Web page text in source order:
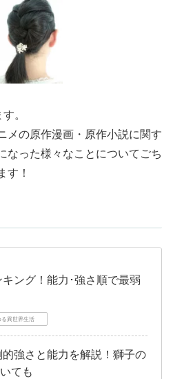
。
メの原作漫画・原作小説に関す
なった様々なことについてごち
す！
ング！能力･強さ順で最弱
る異世界生活
強さと能力を解説！獅子の
ても